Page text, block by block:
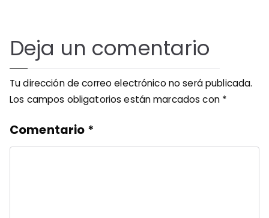
Deja un comentario
Tu dirección de correo electrónico no será publicada.
Los campos obligatorios están marcados con *
Comentario *